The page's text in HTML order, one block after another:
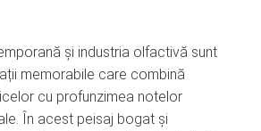
și industria olfactivă sunt
memorabile care combină
cu profunzimea notelor
În acest peisaj bogat și